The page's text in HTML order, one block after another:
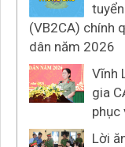
(VB2CA) chính
dân năm 2026
Vĩnh
gia
phục
Lời